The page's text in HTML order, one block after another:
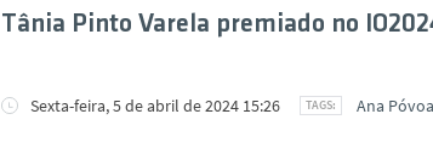
Tânia Pinto Varela premiado no
Sexta-feira, 5 de abril de 2024 15:26 Ana Póvoa